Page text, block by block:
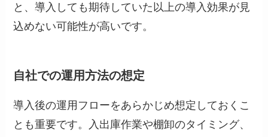
と、導入しても期待していた以上の導入効果が見
込めない可能性が高いです。
自社での運用方法の想定
導入後の運用フローをあらかじめ想定しておくこ
とも重要です。入出庫作業や棚卸のタイミング、